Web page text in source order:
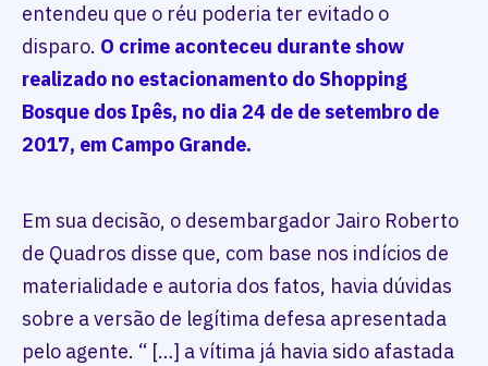
entendeu que o réu poderia ter evitado o
disparo. O crime aconteceu durante show
realizado no estacionamento do Shopping
Bosque dos Ipês, no dia 24 de de setembro de
2017, em Campo Grande.
Em sua decisão, o desembargador Jairo Roberto
de Quadros disse que, com base nos indícios de
materialidade e autoria dos fatos, havia dúvidas
sobre a versão de legítima defesa apresentada
pelo agente. “ […] a vítima já havia sido afastada